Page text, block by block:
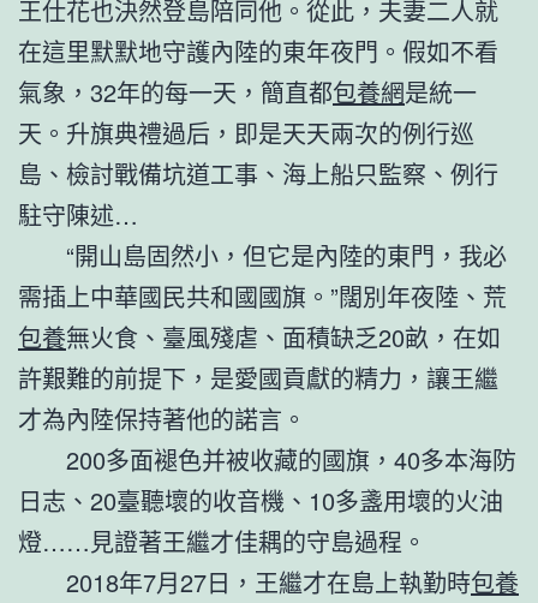
王仕花也決然登島陪同他。從此，夫妻二人就
在這里默默地守護內陸的東年夜門。假如不看
氣象，32年的每一天，簡直都包養網是統一
天。升旗典禮過后，即是天天兩次的例行巡
島、檢討戰備坑道工事、海上船只監察、例行
駐守陳述…
“開山島固然小，但它是內陸的東門，我必
需插上中華國民共和國國旗。”闊別年夜陸、荒
包養無火食、臺風殘虐、面積缺乏20畝，在如
許艱難的前提下，是愛國貢獻的精力，讓王繼
才為內陸保持著他的諾言。
200多面褪色并被收藏的國旗，40多本海防
日志、20臺聽壞的收音機、10多盞用壞的火油
燈……見證著王繼才佳耦的守島過程。
2018年7月27日，王繼才在島上執勤時包養